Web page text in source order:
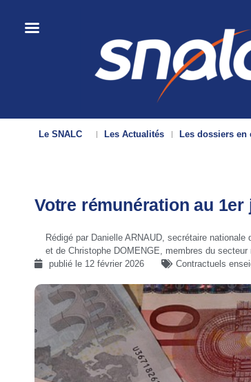
Le SNALC Les Actualités Les dossiers en
Votre rémunération au 1er
Rédigé par Danielle ARNAUD, secrétaire
et de Christophe DOMENGE, membres du
publié le 12 février 2026 Contractuels